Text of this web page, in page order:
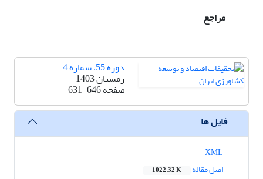
مراجع
دوره 55، شماره 4
زمستان 1403
صفحه631-646
فایل ها
اصل مقاله
1022.32 K